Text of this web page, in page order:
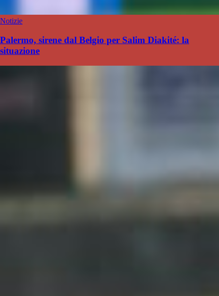
Notizie
Palermo, sirene dal Belgio per Salim Diakité: la
situazione